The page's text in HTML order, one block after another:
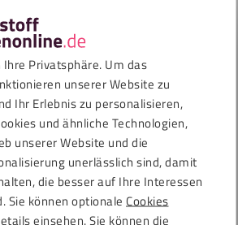
Privatsphäre. Um das
unserer Website zu
Ihr Erlebnis zu personalisieren,
und ähnliche Technologien,
unserer Website und die
unerlässlich sind, damit
die besser auf Ihre Interessen
Sie können optionale Cookies
einsehen. Sie können die
Gehe zur Folie 1
Gehe zur Folie 2
Gehe zur Folie 3
Gehe zur Folie 4
Gehe zur Folie 5
Gehe zur Folie 6